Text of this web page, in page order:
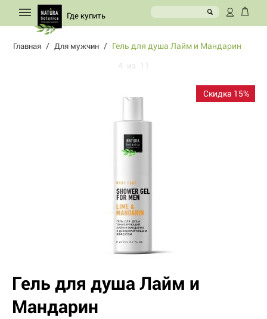
Где купить
Главная / Для мужчин / Гель для душа Лайм и Мандарин
4 из
Скидка 15%
Гель для душа Лайм и
Мандарин